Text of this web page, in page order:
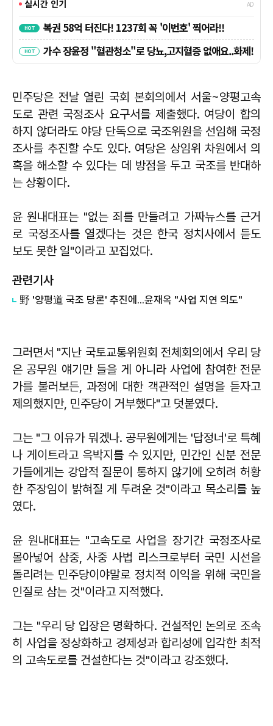
민주당은 전날 열린 국회 본회의에서 서울~양평고속
도로 관련 국정조사 요구서를 제출했다. 여당이 합의
하지 않더라도 야당 단독으로 국조위원을 선임해 국정
조사를 추진할 수도 있다. 여당은 상임위 차원에서 의
혹을 해소할 수 있다는 데 방점을 두고 국조를 반대하
는 상황이다.
윤 원내대표는 "없는 죄를 만들려고 가짜뉴스를 근거
로 국정조사를 열겠다는 것은 한국 정치사에서 듣도
보도 못한 일"이라고 꼬집었다.
관련기사
​野 '양평道 국조 당론' 추진에...윤재옥 "사업 지연 의도"
그러면서 "지난 국토교통위원회 전체회의에서 우리 당
은 공무원 얘기만 들을 게 아니라 사업에 참여한 전문
가를 불러보든, 과정에 대한 객관적인 설명을 듣자고
제의했지만, 민주당이 거부했다"고 덧붙였다.
그는 "그 이유가 뭐겠나. 공무원에게는 '답정너'로 특혜
나 게이트라고 윽박지를 수 있지만, 민간인 신분 전문
가들에게는 강압적 질문이 통하지 않기에 오히려 허황
한 주장임이 밝혀질 게 두려운 것"이라고 목소리를 높
였다.
윤 원내대표는 "고속도로 사업을 장기간 국정조사로
몰아넣어 삼중, 사중 사법 리스크로부터 국민 시선을
돌리려는 민주당이야말로 정치적 이익을 위해 국민을
인질로 삼는 것"이라고 지적했다.
그는 "우리 당 입장은 명확하다. 건설적인 논의로 조속
히 사업을 정상화하고 경제성과 합리성에 입각한 최적
의 고속도로를 건설한다는 것"이라고 강조했다.